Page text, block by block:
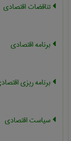
تناقضات اقتصادی
برنامه اقتصادی
برنامه ریزی
سیاست اقتصادی